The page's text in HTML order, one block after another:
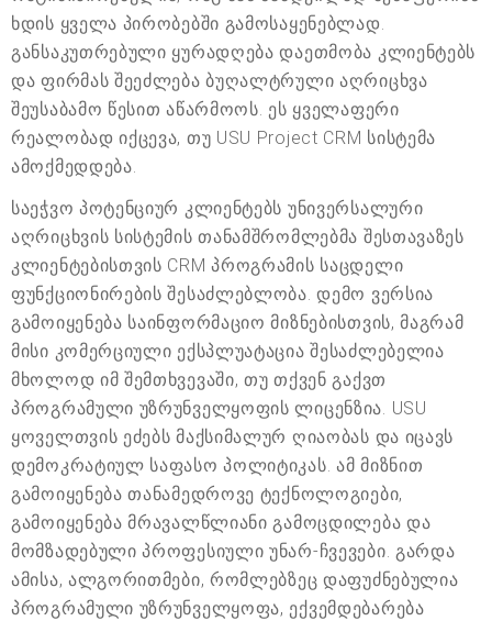
ხდის ყველა პირობებში გამოსაყენებლად.
განსაკუთრებული ყურადღება დაეთმობა კლიენტებს
და ფირმას შეეძლება ბუღალტრული აღრიცხვა
შეუსაბამო წესით აწარმოოს. ეს ყველაფერი
რეალობად იქცევა, თუ USU Project CRM სისტემა
ამოქმედდება.
საეჭვო პოტენციურ კლიენტებს უნივერსალური
აღრიცხვის სისტემის თანამშრომლებმა შესთავაზეს
კლიენტებისთვის CRM პროგრამის საცდელი
ფუნქციონირების შესაძლებლობა. დემო ვერსია
გამოიყენება საინფორმაციო მიზნებისთვის, მაგრამ
მისი კომერციული ექსპლუატაცია შესაძლებელია
მხოლოდ იმ შემთხვევაში, თუ თქვენ გაქვთ
პროგრამული უზრუნველყოფის ლიცენზია. USU
ყოველთვის ეძებს მაქსიმალურ ღიაობას და იცავს
დემოკრატიულ საფასო პოლიტიკას. ამ მიზნით
გამოიყენება თანამედროვე ტექნოლოგიები,
გამოიყენება მრავალწლიანი გამოცდილება და
მომზადებული პროფესიული უნარ-ჩვევები. გარდა
ამისა, ალგორითმები, რომლებზეც დაფუძნებულია
პროგრამული უზრუნველყოფა, ექვემდებარება